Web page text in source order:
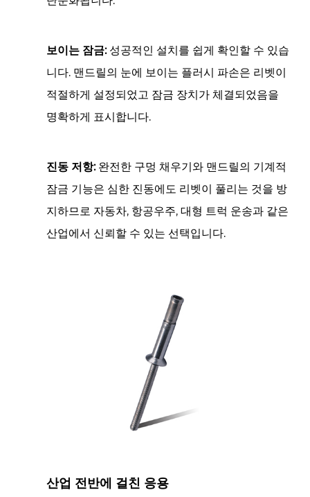
보이는 잠금: 성공적인 설치를 쉽게 확인할 수 있습
니다. 맨드릴의 눈에 보이는 플러시 파손은 리벳이
적절하게 설정되었고 잠금 장치가 체결되었음을
명확하게 표시합니다.
진동 저항: 완전한 구멍 채우기와 맨드릴의 기계적
잠금 기능은 심한 진동에도 리벳이 풀리는 것을 방
지하므로 자동차, 항공우주, 대형 트럭 운송과 같은
산업에서 신뢰할 수 있는 선택입니다.
산업 전반에 걸친 응용